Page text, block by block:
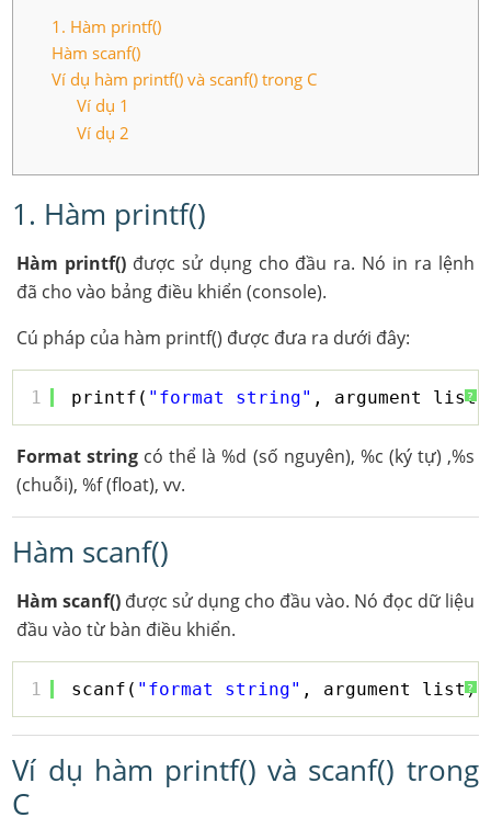
1. Hàm printf()
Hàm scanf()
Ví dụ hàm printf() và scanf() trong C
Ví dụ 1
Ví dụ 2
1. Hàm printf()
Hàm printf()được sử dụng cho đầu ra. Nó in ra lệnh
đã cho vào bảng điều khiển (console).
Cú pháp của hàm printf() được đưa ra dưới đây:
?
1 printf( "format string" ,
Format stringcó thể là %d (số nguyên), %c (ký tự) ,%s
(chuỗi), %f (float), vv.
Hàm scanf()
Hàm scanf()được sử dụng cho đầu vào. Nó đọc dữ liệu
đầu vào từ bàn điều khiển.
?
1 scanf( "format string" ,
Ví dụ hàm printf() và scanf() trong
C